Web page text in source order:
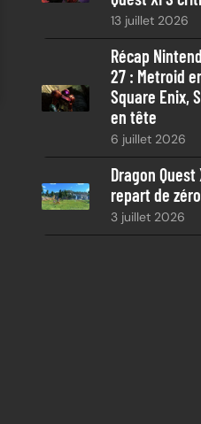
13 juillet 2026
Récap
27 : Metroid
Square Enix,
en tête
6 juillet 2026
Dragon
repart de
3 juillet 2026